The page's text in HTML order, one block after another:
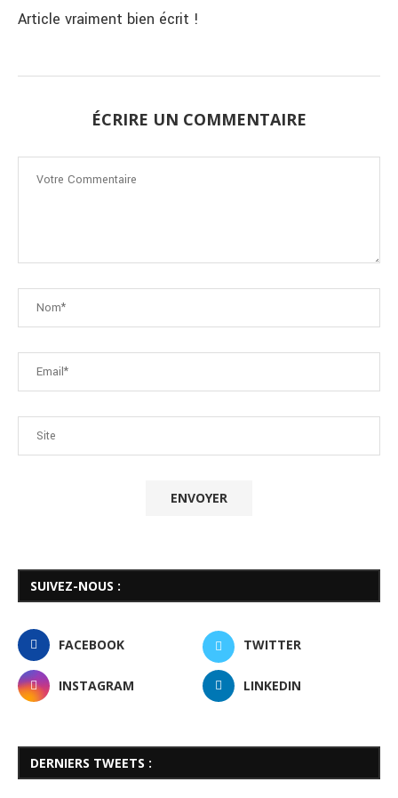
Article vraiment bien écrit !
ÉCRIRE UN COMMENTAIRE
SUIVEZ-NOUS :
FACEBOOK TWITTER
INSTAGRAM LINKEDIN
DERNIERS TWEETS :